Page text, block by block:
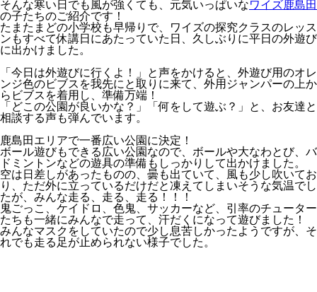
そんな寒い日でも風が強くても、元気いっぱいなワイズ鹿島田
の子たちのご紹介です！
たまたまどの小学校も早帰りで、ワイズの探究クラスのレッス
ンもすべて休講日にあたっていた日、久しぶりに平日の外遊び
に出かけました。
「今日は外遊びに行くよ！」と声をかけると、外遊び用のオレ
ンジ色のビブスを我先にと取りに来て、外用ジャンパーの上か
らビブスを着用し、準備万端！
「どこの公園が良いかな？」「何をして遊ぶ？」と、お友達と
相談する声も弾んでいます。
鹿島田エリアで一番広い公園に決定！
ボール遊びもできる広い公園なので、ボールや大なわとび、バ
ドミントンなどの遊具の準備もしっかりして出かけました。
空は日差しがあったものの、曇も出ていて、風も少し吹いてお
り、ただ外に立っているだけだと凍えてしまいそうな気温でし
たが、みんな走る、走る、走る！！！
鬼ごっこ、ケイドロ、色鬼、サッカーなど、引率のチューター
たちも一緒にみんなで走って、汗だくになって遊びました！
みんなマスクをしていたので少し息苦しかったようですが、そ
れでも走る足が止められない様子でした。